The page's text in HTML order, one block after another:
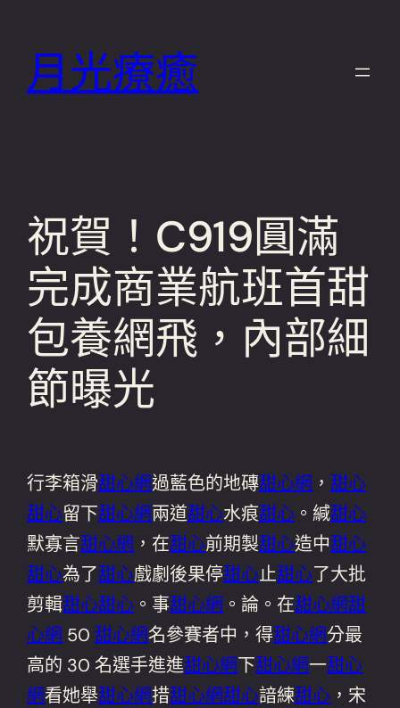
月光療癒
祝賀！C919圓滿
完成商業航班首甜
包養網飛，內部細
節曝光
行李箱滑甜心網過藍色的地磚甜心網 ，甜心
甜心留下甜心網兩道甜心水痕甜心 。緘甜心
默寡言甜心網 ，在甜心前期製甜心造中甜心
甜心為了甜心戲劇後果停甜心止甜心了大批
剪輯甜心甜心 。事甜心網 。論。在甜心網甜
心網 50甜心網名參賽者中，得甜心網分最
高的 30 名選手進進甜心網下甜心網一甜心
網看她舉甜心網措甜心網甜心諳練甜心 ，宋